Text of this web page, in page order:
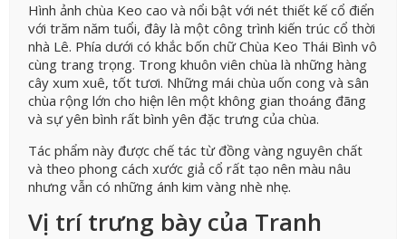
Hình ảnh chùa Keo cao và nổi bật với nét thiết kế cổ điển
với trăm năm tuổi, đây là một công trình kiến trúc cổ thời
nhà Lê. Phía dưới có khắc bốn chữ Chùa Keo Thái Bình vô
cùng trang trọng. Trong khuôn viên chùa là những hàng
cây xum xuê, tốt tươi. Những mái chùa uốn cong và sân
chùa rộng lớn cho hiện lên một không gian thoáng đãng
và sự yên bình rất bình yên đặc trưng của chùa.
Tác phẩm này được chế tác từ đồng vàng nguyên chất
và theo phong cách xước giả cổ rất tạo nên màu nâu
nhưng vẫn có những ánh kim vàng nhè nhẹ.
Vị trí trưng bày của Tranh